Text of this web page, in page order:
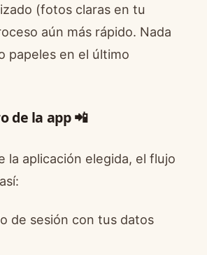
(fotos claras en tu
aún más rápido. Nada
papeles en el último
de la app 📲
la aplicación elegida, el flujo
de sesión con tus datos